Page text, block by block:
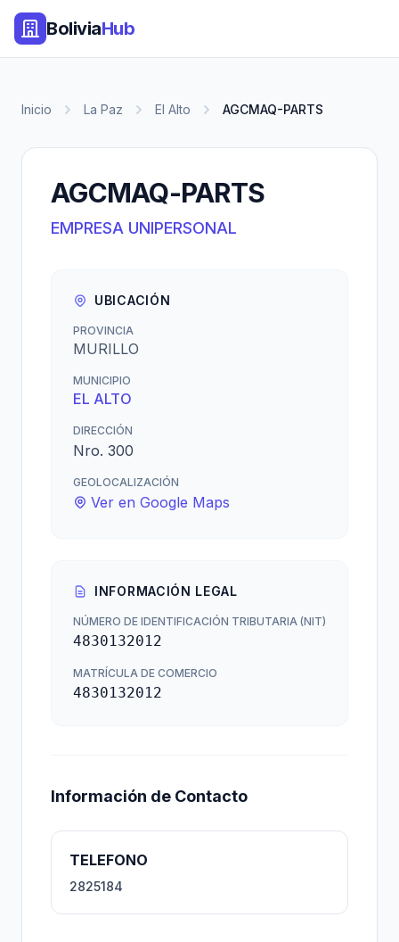
BoliviaHub
Inicio La Paz El Alto AGCMAQ-PARTS
AGCMAQ-PARTS
EMPRESA UNIPERSONAL
UBICACIÓN
PROVINCIA
MURILLO
MUNICIPIO
EL ALTO
DIRECCIÓN
Nro. 300
GEOLOCALIZACIÓN
Ver en Google Maps
INFORMACIÓN LEGAL
NÚMERO DE IDENTIFICACIÓN TRIBUTARIA (NIT)
4830132012
MATRÍCULA DE COMERCIO
4830132012
Información de Contacto
TELEFONO
2825184